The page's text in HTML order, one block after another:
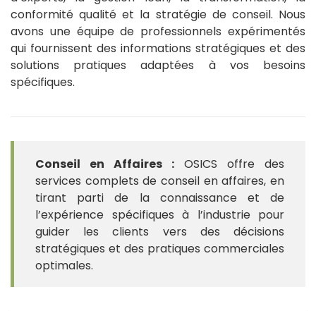
conformité qualité et la stratégie de conseil. Nous
avons une équipe de professionnels expérimentés
qui fournissent des informations stratégiques et des
solutions pratiques adaptées à vos besoins
spécifiques.
Conseil en Affaires : OSICS offre des
services complets de conseil en affaires, en
tirant parti de la connaissance et de
l’expérience spécifiques à l’industrie pour
guider les clients vers des décisions
stratégiques et des pratiques commerciales
optimales.